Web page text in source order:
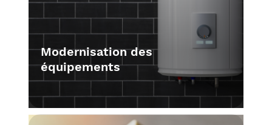
Modernisation des
équipements